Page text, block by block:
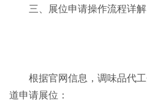
三、展位申请操作流程详解
根据官网信息，调味品代
道申请展位：